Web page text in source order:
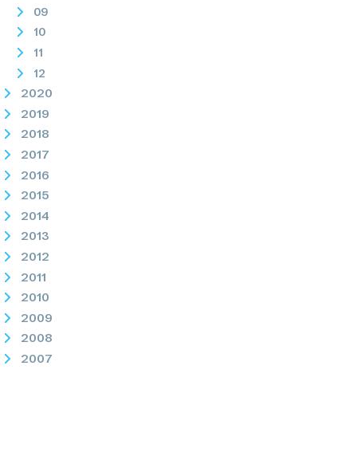
09
10
11
12
2020
2019
2018
2017
2016
2015
2014
2013
2012
2011
2010
2009
2008
2007